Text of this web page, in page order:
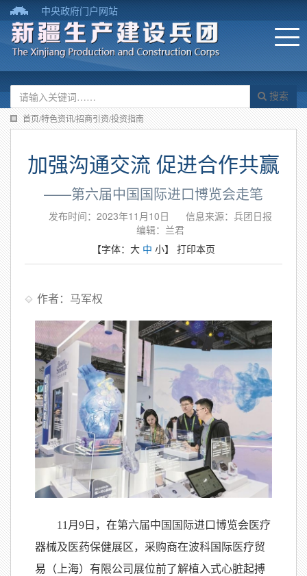
中央政府门户网站
搜索
首页/特色资讯/招商引资/投资指南
加强沟通交流 促进合作共赢
——第六届中国国际进口博览会走笔
发布时间：2023年11月10日
信息来源：兵团日报
编辑：兰君
【字体： 大 中 小】 打印本页
作者：马军权
11月9日，在第六届中国国际进口博览会医疗
器械及医药保健展区，采购商在波科国际医疗贸
易（上海）有限公司展位前了解植入式心脏起搏